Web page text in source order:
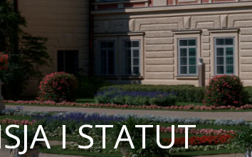
I STATUT